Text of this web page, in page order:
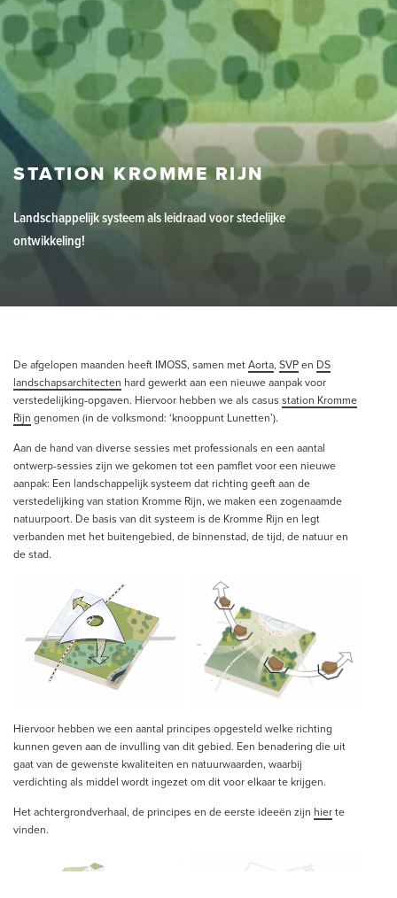
STATION KROMME RIJN
Landschappelijk systeem als leidraad voor stedelijke
ontwikkeling!
De afgelopen maanden heeft IMOSS, samen met Aorta, SVP en DS
landschapsarchitecten hard gewerkt aan een nieuwe aanpak voor
verstedelijking-opgaven. Hiervoor hebben we als casus station Kromme
Rijn genomen (in de volksmond: ‘knooppunt Lunetten’).
Aan de hand van diverse sessies met professionals en een aantal
ontwerp-sessies zijn we gekomen tot een pamflet voor een nieuwe
aanpak: Een landschappelijk systeem dat richting geeft aan de
verstedelijking van station Kromme Rijn, we maken een zogenaamde
natuurpoort. De basis van dit systeem is de Kromme Rijn en legt
verbanden met het buitengebied, de binnenstad, de tijd, de natuur en
de stad.
Hiervoor hebben we een aantal principes opgesteld welke richting
kunnen geven aan de invulling van dit gebied. Een benadering die uit
gaat van de gewenste kwaliteiten en natuurwaarden, waarbij
verdichting als middel wordt ingezet om dit voor elkaar te krijgen.
Het achtergrondverhaal, de principes en de eerste ideeën zijn hier te
vinden.